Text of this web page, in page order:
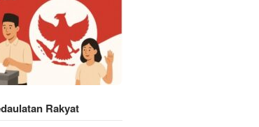
Rakyat